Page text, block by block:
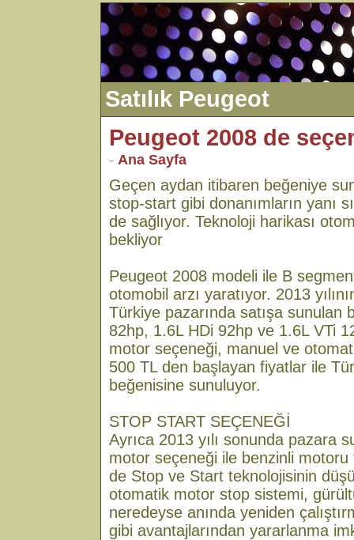
Satılık Peugeot
Peugeot 2008 de
- Ana Sayfa
Geçen aydan itibaren beğeniye
stop-start gibi donanımların yanı
de sağlıyor. Teknoloji harikası
bekliyor
Peugeot 2008 modeli ile B
otomobil arzı yaratıyor. 2013
Türkiye pazarında satışa sunulan
82hp, 1.6L HDi 92hp ve 1.6L VTi
motor seçeneği, manuel ve
500 TL den başlayan fiyatlar ile
beğenisine sunuluyor.
STOP START SEÇENEĞİ
Ayrıca 2013 yılı sonunda pazara
motor seçeneği ile benzinli
de Stop ve Start teknolojisinin
otomatik motor stop sistemi,
neredeyse anında yeniden
gibi avantajlarından yararlanma